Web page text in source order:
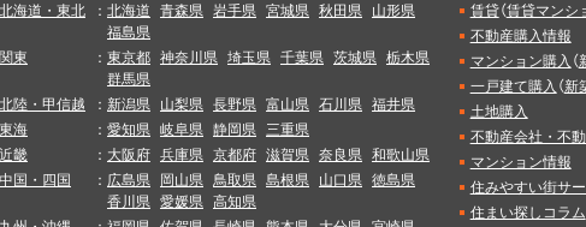
北海道・東北 ： 北海道 青森県 岩手県 宮城県 秋田県
山形県
福島県
関東
： 東京都 神奈川県 埼玉県 千葉県 茨城県
栃木県
群馬県
北陸・甲信越
： 新潟県 山梨県 長野県 富山県 石川県
福井県
東海
： 愛知県 岐阜県 静岡県
三重県
近畿
： 大阪府 兵庫県 京都府 滋賀県 奈良県
和歌山県
中国・四国
： 広島県 岡山県 鳥取県 島根県 山口県
徳島県
香川県
愛媛県
高知県
賃貸（賃貸マンシ
不動産購入情報
マンション購入 （
一戸建て購入 （新
土地購入
不動産会社・不
マンション情報
住みやすい街サ
住まい探しコラム